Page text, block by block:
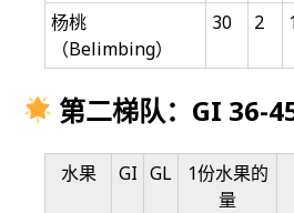
杨桃
（Belimbing）
30 2
第二梯队：GI 36-
水果 GI GL
1份水果的
量